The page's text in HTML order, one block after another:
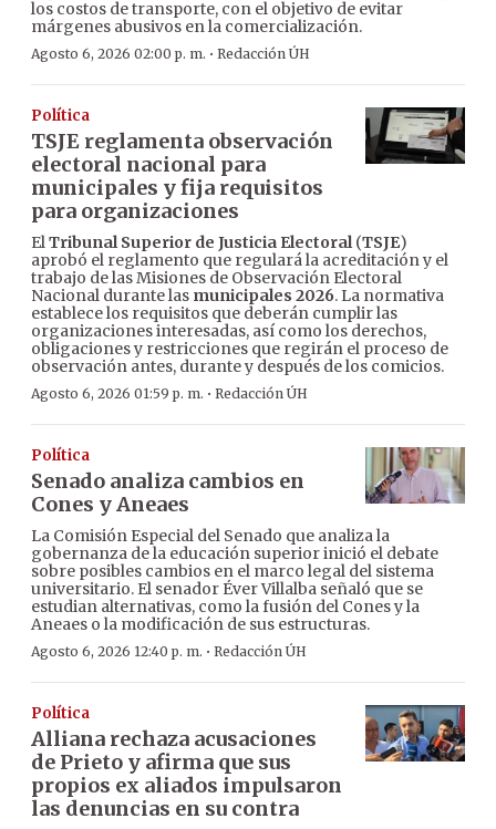
los costos de transporte, con el objetivo de evitar
márgenes abusivos en la comercialización.
Agosto 6, 2026 02:00 p. m. · Redacción ÚH
Política
TSJE reglamenta observación
electoral nacional para
municipales y fija requisitos
para organizaciones
ElTribunal Superior de Justicia Electoral(TSJE)
aprobó el reglamento que regulará la acreditación y el
trabajo de las Misiones de Observación Electoral
Nacional durante las municipales 2026. La normativa
establece los requisitos que deberán cumplir las
organizaciones interesadas, así como los derechos,
obligaciones y restricciones que regirán el proceso de
observación antes, durante y después de los comicios.
Agosto 6, 2026 01:59 p. m. · Redacción ÚH
Política
Senado analiza cambios en
Cones y Aneaes
La Comisión Especial del Senado que analiza la
gobernanza de la educación superior inició el debate
sobre posibles cambios en el marco legal del sistema
universitario. El senador Éver Villalba señaló que se
estudian alternativas, como la fusión del Cones y la
Aneaes o la modificación de sus estructuras.
Agosto 6, 2026 12:40 p. m. · Redacción ÚH
Política
Alliana rechaza acusaciones
de Prieto y afirma que sus
propios ex aliados impulsaron
las denuncias en su contra